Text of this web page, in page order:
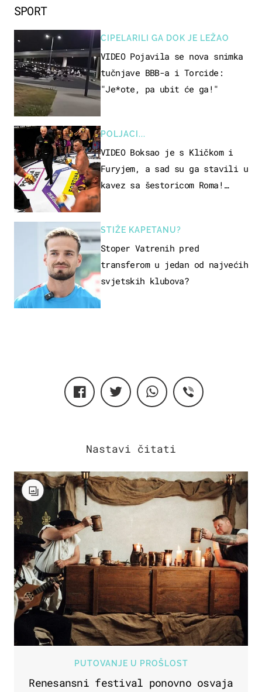
SPORT
CIPELARILI GA DOK JE LEŽAO
VIDEO Pojavila se nova snimka
tučnjave BBB-a i Torcide:
"Je*ote, pa ubit će ga!"
POLJACI...
VIDEO Boksao je s Kličkom i
Furyjem, a sad su ga stavili u
kavez sa šestoricom Roma!
STIŽE KAPETANU?
Stoper Vatrenih pred
transferom u jedan od najvećih
svjetskih klubova?
PUTOVANJE U PROŠLOST
Renesansni festival ponovno osvaja